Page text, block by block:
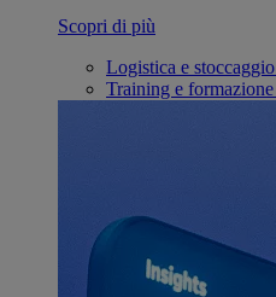
Scopri di più
Logistica e stoccaggio
Training e formazione